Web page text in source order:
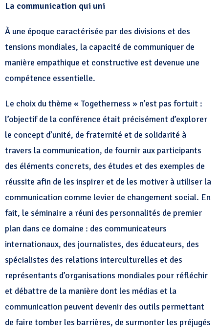
La communication qui uni
À une époque caractérisée par des divisions et des
tensions mondiales, la capacité de communiquer de
manière empathique et constructive est devenue une
compétence essentielle.
Le choix du thème « Togetherness » n’est pas fortuit :
l’objectif de la conférence était précisément d’explorer
le concept d’unité, de fraternité et de solidarité à
travers la communication, de fournir aux participants
des éléments concrets, des études et des exemples de
réussite afin de les inspirer et de les motiver à utiliser la
communication comme levier de changement social. En
fait, le séminaire a réuni des personnalités de premier
plan dans ce domaine : des communicateurs
internationaux, des journalistes, des éducateurs, des
spécialistes des relations interculturelles et des
représentants d’organisations mondiales pour réfléchir
et débattre de la manière dont les médias et la
communication peuvent devenir des outils permettant
de faire tomber les barrières, de surmonter les préjugés